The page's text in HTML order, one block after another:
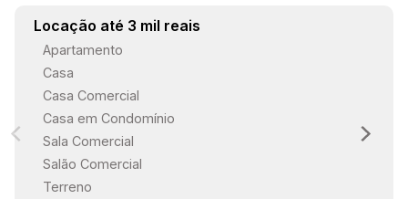
Locação até 3 mil reais
Apartamento
Casa
Casa Comercial
Casa em Condomínio
Sala Comercial
Salão Comercial
Terreno